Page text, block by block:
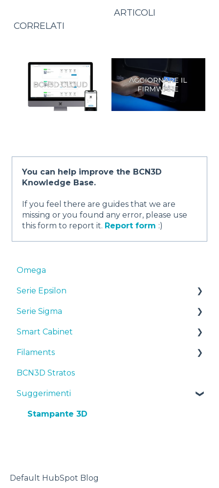
ARTICOLI
CORRELATI
You can help improve the BCN3D
Knowledge Base.
If you feel there are guides that we are
missing or you found any error, please use
this form to report it. Report form :)
Omega
Serie Epsilon
Manuali & Downloads
Primi passi
Manutenzione
Consigli
Risoluzione dei problemi
Serie Sigma
Manuali & downloads
Primi passi
Manutenzione
Consigli
Risoluzione dei problemi
Smart Cabinet
Manuals & Downloads
First steps
Maintenance
Troubleshooting
Filaments
Suggerimenti
TPU
BCN3D Stratos
Suggerimenti
Stampante 3D
Default HubSpot Blog